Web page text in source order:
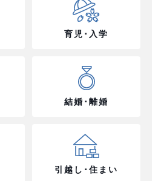
育児･入学
結婚･離婚
引越し･住まい